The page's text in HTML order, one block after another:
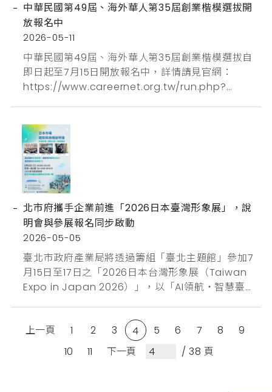
證」為必要條件，鼓勵具減碳效益與應用潛力之創新
提案。二、徵件內涵：(一)申請計畫內容須符合下列
淨零相關領域之一：１、智慧節能與能源管理。２、
低碳運輸與智慧移動應用...
中華民國第49屆、海外華人第35屆創業楷模選拔開
放報名中
2026-05-11
中華民國第49屆、海外華人第35屆創業楷模選拔自
即日起至7月15日開放報名中，詳情請見官網：
https://www.careernet.org.tw/run.php?
dNa5uKD_xfGrBLjqviWEqGTAETpJpq77PCxv3fS
JZuin...
北市府攜手企業前進「2026日本臺灣形象展」，說
明會與參展報名同步啟動
2026-05-05
臺北市政府產業局將透過籌組「臺北主題館」參加7
月15日至17日之「2026日本台灣形象展（Taiwan
Expo in Japan 2026）」，以「AI領航‧智慧臺北
題館」，並邀集本市「資通訊」、「AI創新」、「智
慧解決方案」及「智慧醫療」等領域企業進行展出，
參展報名自即日起至5月13日(星期三)下午3時止 ，誠
上一頁 1 2 3 4 5 6 7 8
9
10
11 下一頁 / 38 頁